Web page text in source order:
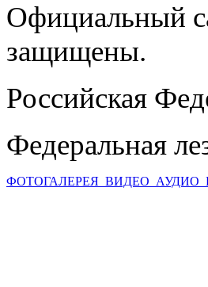
Официальный
защищены.
Российская
Федеральная
ФОТОГАЛЕРЕЯ ВИДЕО АУДИО